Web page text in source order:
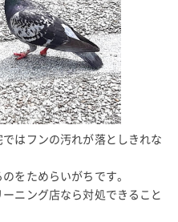
はフンの汚れが落としきれな
をためらいがちです。
ニング店なら対処できること